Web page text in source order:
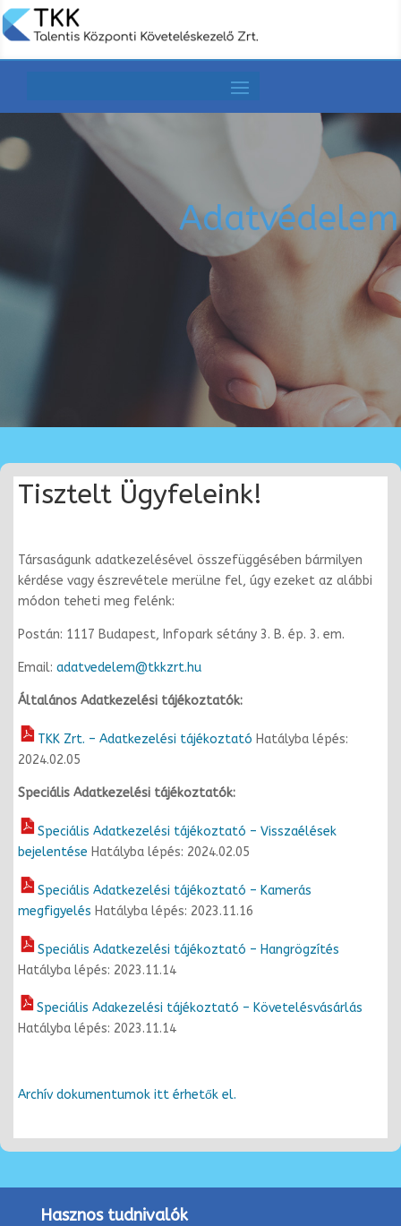
Adatvédelem
Tisztelt Ügyfeleink!
Társaságunk adatkezelésével összefüggésében bármilyen
kérdése vagy észrevétele merülne fel, úgy ezeket az alábbi
módon teheti meg felénk:
Postán: 1117 Budapest, Infopark sétány 3. B. ép. 3. em.
Email: adatvedelem@tkkzrt.hu
Általános Adatkezelési tájékoztatók:
TKK Zrt. – Adatkezelési tájékoztató Hatályba lépés:
2024.02.05
Speciális Adatkezelési tájékoztatók:
Speciális Adatkezelési tájékoztató – Visszaélések
bejelentése Hatályba lépés: 2024.02.05
Speciális Adatkezelési tájékoztató – Kamerás
megfigyelés Hatályba lépés: 2023.11.16
Speciális Adatkezelési tájékoztató – Hangrögzítés
Hatályba lépés: 2023.11.14
Speciális Adakezelési tájékoztató – Követelésvásárlás
Hatályba lépés: 2023.11.14
Archív dokumentumok itt érhetők el.
Hasznos tudnivalók